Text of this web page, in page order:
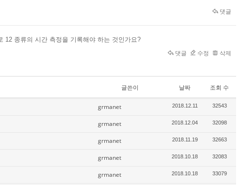
댓글
12 종류의 시간 측정을 기록해야 하는 것인가요?
댓글 수정 삭제
글쓴이 날짜 조회 수
grmanet 2018.12.11 32543
grmanet 2018.12.04 32098
grmanet 2018.11.19 32663
grmanet 2018.10.18 32083
grmanet 2018.10.18 33079